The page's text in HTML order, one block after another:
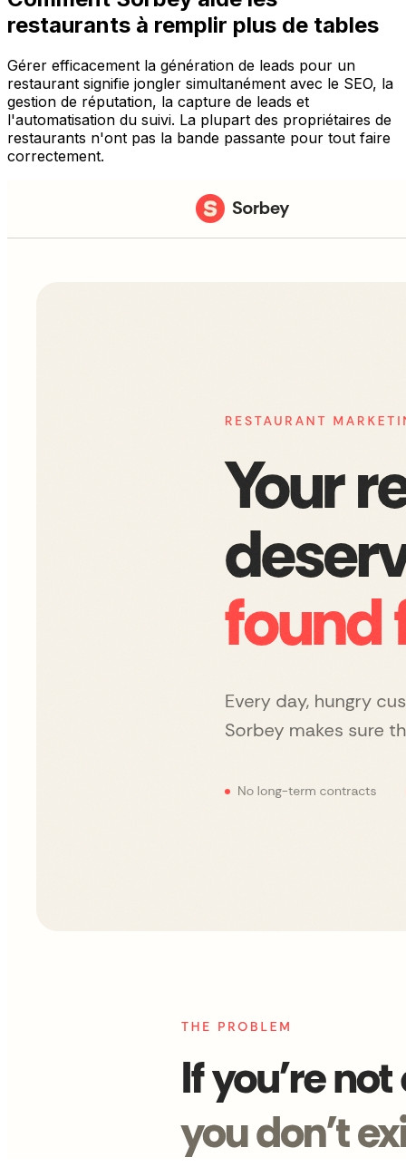
restaurants à remplir plus de tables
Gérer efficacement la génération de leads pour un
restaurant signifie jongler simultanément avec le SEO, la
gestion de réputation, la capture de leads et
l'automatisation du suivi. La plupart des propriétaires de
restaurants n'ont pas la bande passante pour tout faire
correctement.